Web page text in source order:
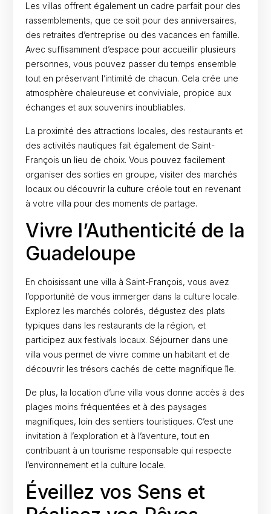
Les villas offrent également un cadre parfait pour des
rassemblements, que ce soit pour des anniversaires,
des retraites d’entreprise ou des vacances en famille.
Avec suffisamment d’espace pour accueillir plusieurs
personnes, vous pouvez passer du temps ensemble
tout en préservant l’intimité de chacun. Cela crée une
atmosphère chaleureuse et conviviale, propice aux
échanges et aux souvenirs inoubliables.
La proximité des attractions locales, des restaurants et
des activités nautiques fait également de Saint-
François un lieu de choix. Vous pouvez facilement
organiser des sorties en groupe, visiter des marchés
locaux ou découvrir la culture créole tout en revenant
à votre villa pour des moments de partage.
Vivre l’Authenticité de la
Guadeloupe
En choisissant une villa à Saint-François, vous avez
l’opportunité de vous immerger dans la culture locale.
Explorez les marchés colorés, dégustez des plats
typiques dans les restaurants de la région, et
participez aux festivals locaux. Séjourner dans une
villa vous permet de vivre comme un habitant et de
découvrir les trésors cachés de cette magnifique île.
De plus, la location d’une villa vous donne accès à des
plages moins fréquentées et à des paysages
magnifiques, loin des sentiers touristiques. C’est une
invitation à l’exploration et à l’aventure, tout en
contribuant à un tourisme responsable qui respecte
l’environnement et la culture locale.
Éveillez vos Sens et